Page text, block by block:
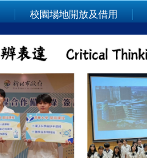
校園場地開放及借用